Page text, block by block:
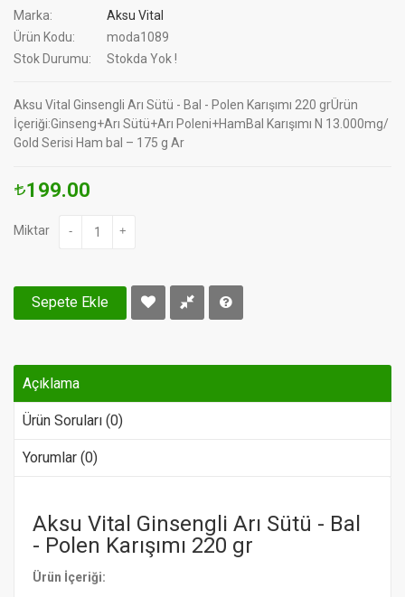
Marka:
Aksu Vital
Ürün Kodu:
moda1089
Stok Durumu:
Stokda Yok !
Aksu Vital Ginsengli Arı Sütü - Bal - Polen Karışımı 220 grÜrün
İçeriği:Ginseng+Arı Sütü+Arı Poleni+HamBal Karışımı N 13.000mg/
Gold Serisi Ham bal – 175 g Ar
199.00
Miktar - +
Sepete Ekle
Açıklama
Ürün Soruları (0)
Yorumlar (0)
Aksu Vital Ginsengli Arı Sütü - Bal
- Polen Karışımı 220 gr
Ürün İçeriği: